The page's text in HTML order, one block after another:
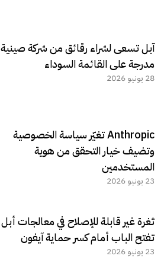
آبل تسعى لشراء رقائق من شركة صينية
مدرجة على القائمة السوداء
28 يونيو 2026
Anthropic تغيّر سياسة الخصوصية
وتضيف خيار التحقق من هوية
المستخدمين
23 يونيو 2026
ثغرة غير قابلة للإصلاح في معالجات أبل
تفتح الباب أمام كسر حماية آيفون
23 يونيو 2026